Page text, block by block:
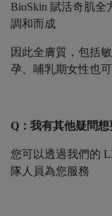
BioSkin 賦活奇肌全
調和而成
因此全膚質，包括
孕、哺乳期女性也
Q：我有其他疑問
您可以透過我們的
隊人員為您服務